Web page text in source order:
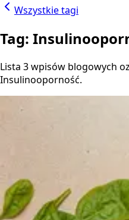
Wszystkie tagi
Tag:
Lista 3 wpisów blogowych
Insulinooporność.